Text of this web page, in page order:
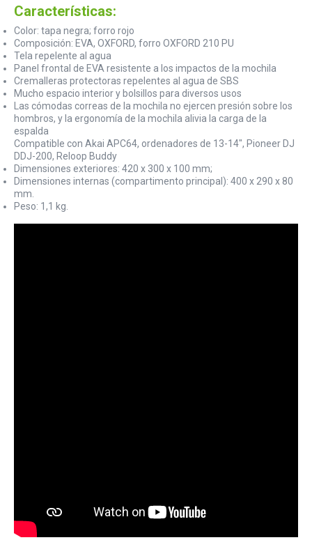
Características:
Color: tapa negra; forro rojo
Composición: EVA, OXFORD, forro OXFORD 210 PU
Tela repelente al agua
Panel frontal de EVA resistente a los impactos de la mochila
Cremalleras protectoras repelentes al agua de SBS
Mucho espacio interior y bolsillos para diversos usos
Las cómodas correas de la mochila no ejercen presión sobre los
hombros, y la ergonomía de la mochila alivia la carga de la
espalda
Compatible con Akai APC64, ordenadores de 13-14", Pioneer DJ
DDJ-200, Reloop Buddy
Dimensiones exteriores: 420 x 300 x 100 mm;
Dimensiones internas (compartimento principal): 400 x 290 x 80
mm.
Peso: 1,1 kg.